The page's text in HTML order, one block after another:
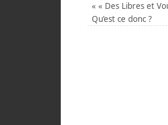
« « Des Libres et
Qu’est ce donc ?